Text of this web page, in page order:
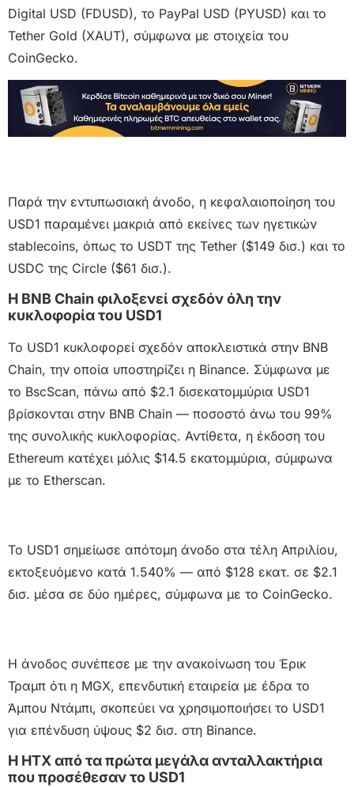
Digital USD (FDUSD), το PayPal USD (PYUSD) και το
Tether Gold (XAUT), σύμφωνα με στοιχεία του
CoinGecko.
Παρά την εντυπωσιακή άνοδο, η κεφαλαιοποίηση του
USD1 παραμένει μακριά από εκείνες των ηγετικών
stablecoins, όπως το USDT της Tether ($149 δισ.) και το
USDC της Circle ($61 δισ.).
Η BNB Chain φιλοξενεί σχεδόν όλη την
κυκλοφορία του USD1
Το USD1 κυκλοφορεί σχεδόν αποκλειστικά στην BNB
Chain, την οποία υποστηρίζει η Binance. Σύμφωνα με
το BscScan, πάνω από $2.1 δισεκατομμύρια USD1
βρίσκονται στην BNB Chain — ποσοστό άνω του 99%
της συνολικής κυκλοφορίας. Αντίθετα, η έκδοση του
Ethereum κατέχει μόλις $14.5 εκατομμύρια, σύμφωνα
με το Etherscan.
Το USD1 σημείωσε απότομη άνοδο στα τέλη Απριλίου,
εκτοξευόμενο κατά 1.540% — από $128 εκατ. σε $2.1
δισ. μέσα σε δύο ημέρες, σύμφωνα με το CoinGecko.
Η άνοδος συνέπεσε με την ανακοίνωση του Έρικ
Τραμπ ότι η MGX, επενδυτική εταιρεία με έδρα το
Άμπου Ντάμπι, σκοπεύει να χρησιμοποιήσει το USD1
για επένδυση ύψους $2 δισ. στη Binance.
Η HTX από τα πρώτα μεγάλα ανταλλακτήρια
που προσέθεσαν το USD1